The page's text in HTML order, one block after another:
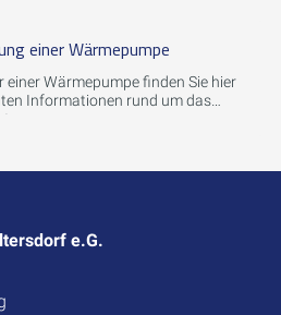
einer Wärmepumpe
einer Wärmepumpe finden Sie hier
Informationen rund um das
e.G.